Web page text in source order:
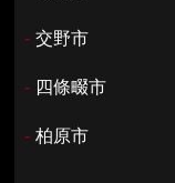
- 交野市
- 四條畷市
- 柏原市